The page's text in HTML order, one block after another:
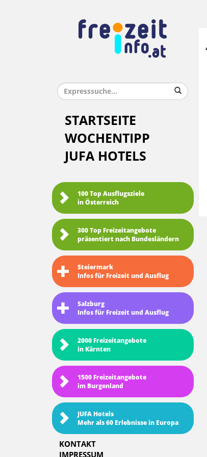
STARTSEITE
WOCHENTIPP
JUFA HOTELS
100 Top Ausflugsziele
in Österreich
300 Top Freizeitangebote
präsentiert nach Bundesländern
Steiermark
Infos für Freizeit und Ausflug
Salzburg
Infos für Freizeit und Ausflug
2000 Freizeitangebote
in Kärnten
1500 Freizeitangebote
im Burgenland
JUFA Hotels
Mehr als 60 Erlebnisse in Europa
KONTAKT
IMPRESSUM